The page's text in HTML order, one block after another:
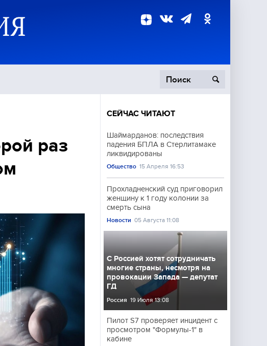
Происшествия
раз
СЕЙЧАС ЧИТАЮТ
Шаймарданов: последствия
падения БПЛА в Стерлитамаке
ликвидированы
Общество 15 Апреля 16:53
Прохладненский суд приговорил
женщину к 1 году колонии за
смерть сына
Новости 05 Августа 11:08
С Россией хотят сотрудничать
многие страны, несмотря на
провокации Запада — депутат
ГД
Россия 19 Июля 13:08
Пилот S7 проверяет инцидент с
просмотром "Формулы-1" в
кабине